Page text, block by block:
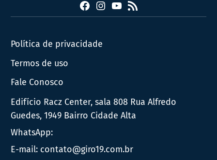
Facebook
Instagram
YouTube
RSS
Política de privacidade
Termos de uso
Fale Conosco
Edifício Racz Center, sala 808 Rua Alfredo
Guedes, 1949 Bairro Cidade Alta
WhatsApp:
E-mail: contato@giro19.com.br